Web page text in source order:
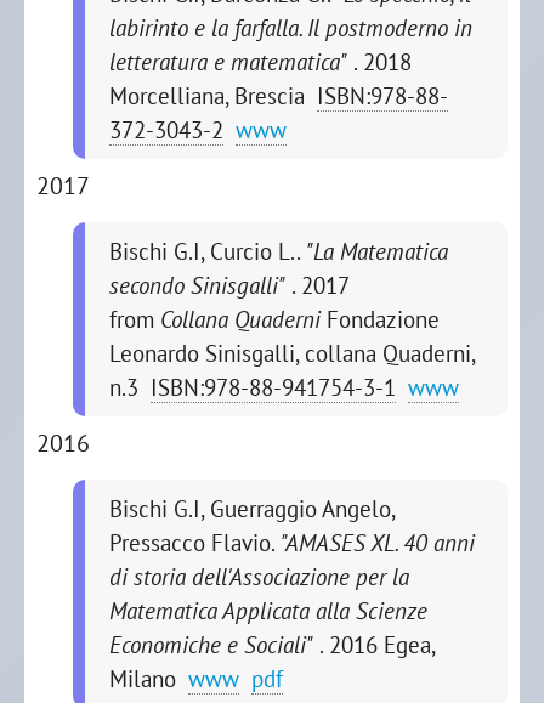
labirinto e la farfalla. Il postmoderno in
letteratura e matematica" . 2018
Morcelliana, Brescia ISBN:978-88-
372-3043-2 www
2017
Bischi G.I, Curcio L.. "La Matematica
secondo Sinisgalli" . 2017
from Collana QuaderniFondazione
Leonardo Sinisgalli, collana Quaderni,
n.3 ISBN:978-88-941754-3-1 www
2016
Bischi G.I, Guerraggio Angelo,
Pressacco Flavio. "AMASES XL. 40 anni
di storia dell'Associazione per la
Matematica Applicata alla Scienze
Economiche e Sociali" . 2016 Egea,
Milano www pdf